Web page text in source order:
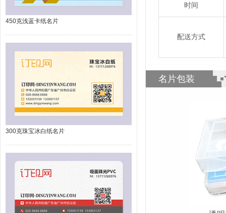
450克浅蓝卡纸名片
300克珠宝冰白纸名片
时间
配送方式
名片包装